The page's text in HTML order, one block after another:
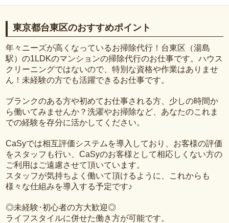
東京都台東区のおすすめポイント
年々ニーズが高くなっているお掃除代行！台東区（湯島
駅）の1LDKのマンションの掃除代行のお仕事です。ハウス
クリーニングではないので、特別な資格や作業はありませ
ん！未経験の方でも活躍できるお仕事です。
ブランクのある方や初めてお仕事される方、少しの時間か
ら働いてみませんか？洗濯やお掃除など、あなたのこれま
での経験を存分に活かしてください。
CaSyでは相互評価システムを導入しており、お客様の評価
をスタッフも行い、CaSyのお客様として相応しくない方の
ご利用はご遠慮させて頂いています。
スタッフが気持ちよく働いて頂けるように、これからも
様々な仕組みを導入する予定です♪
◎未経験･初心者の方大歓迎◎
ライフスタイルに併せた働き方が可能です。